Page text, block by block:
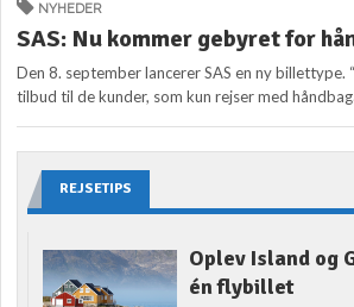
NYHEDER
SAS: Nu kommer gebyret for
Den 8. september lancerer SAS en ny billettype.
tilbud til de kunder, som kun rejser med
REJSETIPS
Oplev Island og
én flybillet